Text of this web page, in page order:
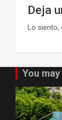
Deja
Lo siento,
You